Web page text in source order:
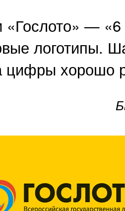
«Гослото» —
логотипы.
цифры хорошо